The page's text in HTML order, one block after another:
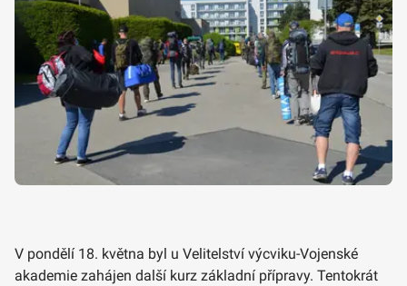
V pondělí 18. května byl u Velitelství výcviku-Vojenské
akademie zahájen další kurz základní přípravy. Tentokrát